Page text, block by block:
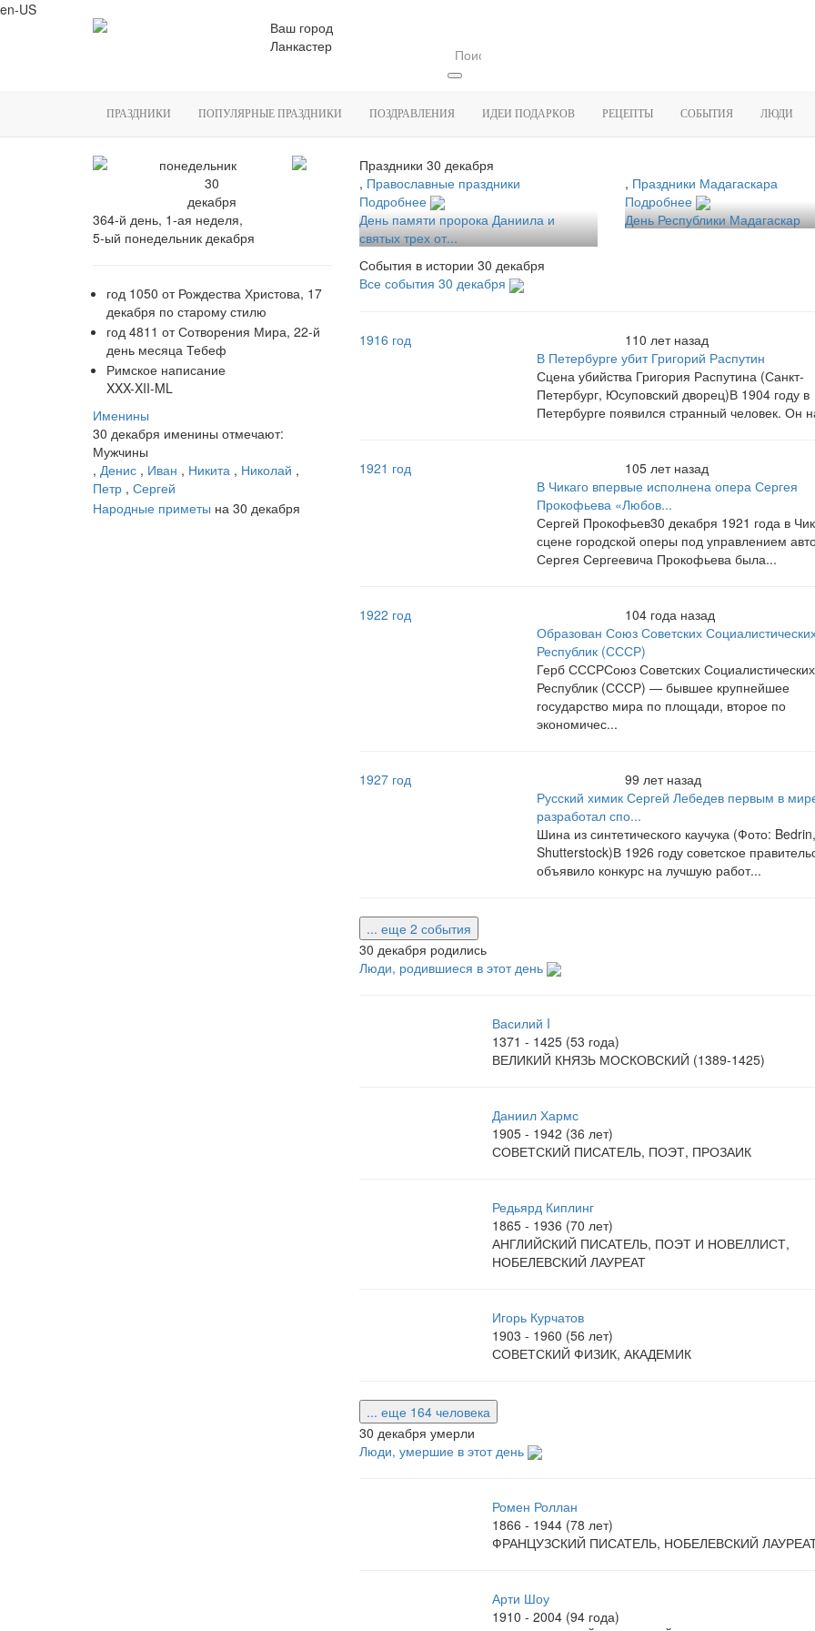
en-US
Ваш город
Ланкастер
ПРАЗДНИКИ ПОПУЛЯРНЫЕ ПРАЗДНИКИ ПОЗДРАВЛЕНИЯ ИДЕИ ПОДАРКОВ РЕЦЕПТЫ СОБЫТИЯ ЛЮДИ
понедельник
30
декабря
364-й день, 1-ая неделя,
5-ый понедельник декабря
год 1050 от Рождества Христова, 17
декабря по старому стилю
год 4811 от Сотворения Мира, 22-й
день месяца Тебеф
Римское написание
XXX-XII-ML
Именины
30 декабря именины отмечают:
Мужчины
, Денис , Иван , Никита , Николай ,
Петр , Сергей
Народные приметы на 30 декабря
Праздники 30 декабря
, Православные праздники
Подробнее
День памяти пророка Даниила и
святых трех от...
, Праздники Мадагаскара
Подробнее
День Республики Мадагаскар
События в истории 30 декабря
Все события 30 декабря
1916 год
110 лет назад
В Петербурге убит Григорий Распутин
Сцена убийства Григория Распутина (Санкт-
Петербург, Юсуповский дворец)В 1904 году в
Петербурге появился странный человек. Он
1921 год
105 лет назад
В Чикаго впервые исполнена опера Сергея
Прокофьева «Любов...
Сергей Прокофьев30 декабря 1921 года в
сцене городской оперы под управлением
Сергея Сергеевича Прокофьева была...
1922 год
104 года назад
Образован Союз Советских
Республик (СССР)
Герб СССРСоюз Советских Социалистических
Республик (СССР) — бывшее крупнейшее
государство мира по площади, второе по
экономичес...
1927 год
99 лет назад
Русский химик Сергей Лебедев первым в
разработал спо...
Шина из синтетического каучука (Фото: Bedrin,
Shutterstock)В 1926 году советское
объявило конкурс на лучшую работ...
... еще 2 события
30 декабря родились
Люди, родившиеся в этот день
Василий I
1371 - 1425 (53 года)
ВЕЛИКИЙ КНЯЗЬ МОСКОВСКИЙ (1389-1425)
Даниил Хармс
1905 - 1942 (36 лет)
СОВЕТСКИЙ ПИСАТЕЛЬ, ПОЭТ, ПРОЗАИК
Редьярд Киплинг
1865 - 1936 (70 лет)
АНГЛИЙСКИЙ ПИСАТЕЛЬ, ПОЭТ И НОВЕЛЛИСТ,
НОБЕЛЕВСКИЙ ЛАУРЕАТ
Игорь Курчатов
1903 - 1960 (56 лет)
СОВЕТСКИЙ ФИЗИК, АКАДЕМИК
... еще 164 человека
30 декабря умерли
Люди, умершие в этот день
Ромен Роллан
1866 - 1944 (78 лет)
ФРАНЦУЗСКИЙ ПИСАТЕЛЬ, НОБЕЛЕВСКИЙ
Арти Шоу
1910 - 2004 (94 года)